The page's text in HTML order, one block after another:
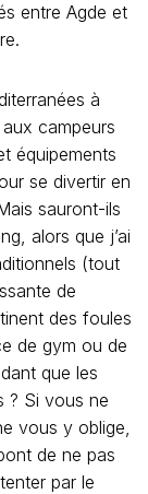
entre Agde et
à
campeurs
équipements
se divertir en
sauront-ils
alors que j’ai
(tout
de
des foules
de gym ou de
que les
? Si vous ne
vous y oblige,
de ne pas
par le